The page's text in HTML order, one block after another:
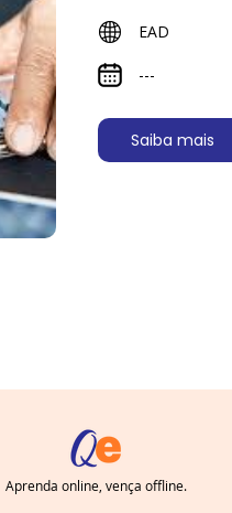
EAD
---
Saiba mais
Aprenda online, vença offline.